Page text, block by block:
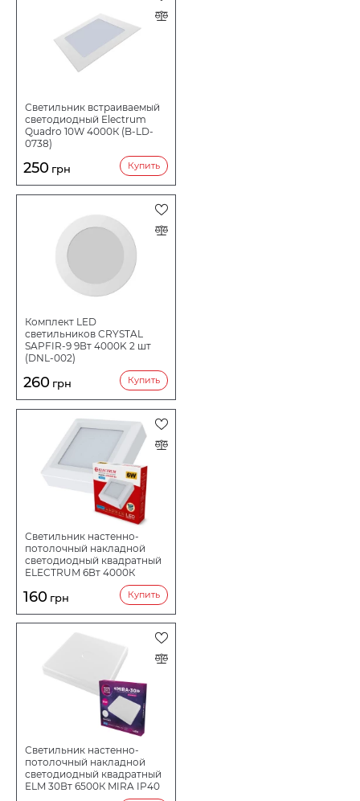
Светильник встраиваемый
светодиодный Electrum
Quadro 10W 4000К (B-LD-
0738)
250 грн Купить
Комплект LED
светильников CRYSTAL
SAPFIR-9 9Вт 4000K 2 шт
(DNL-002)
260 грн Купить
Светильник настенно-
потолочный накладной
светодиодный квадратный
ELECTRUM 6Вт 4000К
160 грн Купить
Светильник настенно-
потолочный накладной
светодиодный квадратный
ELM 30Вт 6500К MIRA IP40